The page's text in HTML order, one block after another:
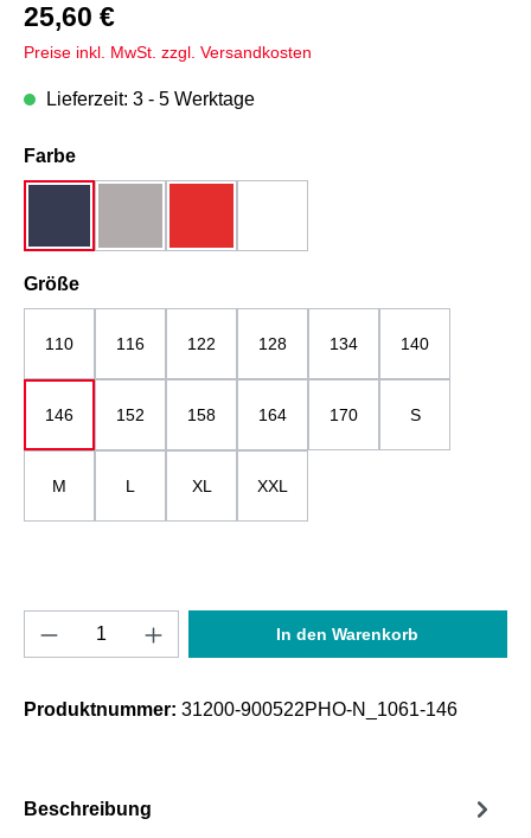
25,60 €
Preise inkl. MwSt. zzgl. Versandkosten
Lieferzeit: 3 - 5 Werktage
Farbeauswählen
Größeauswählen
110 116 122 128 134 140
146 152 158 164 170 S
M L XL XXL
Produkt Anzahl: Gib den gewünschten
In den Warenkorb
Produktnummer: 31200-900522PHO-N_1061-146
Beschreibung